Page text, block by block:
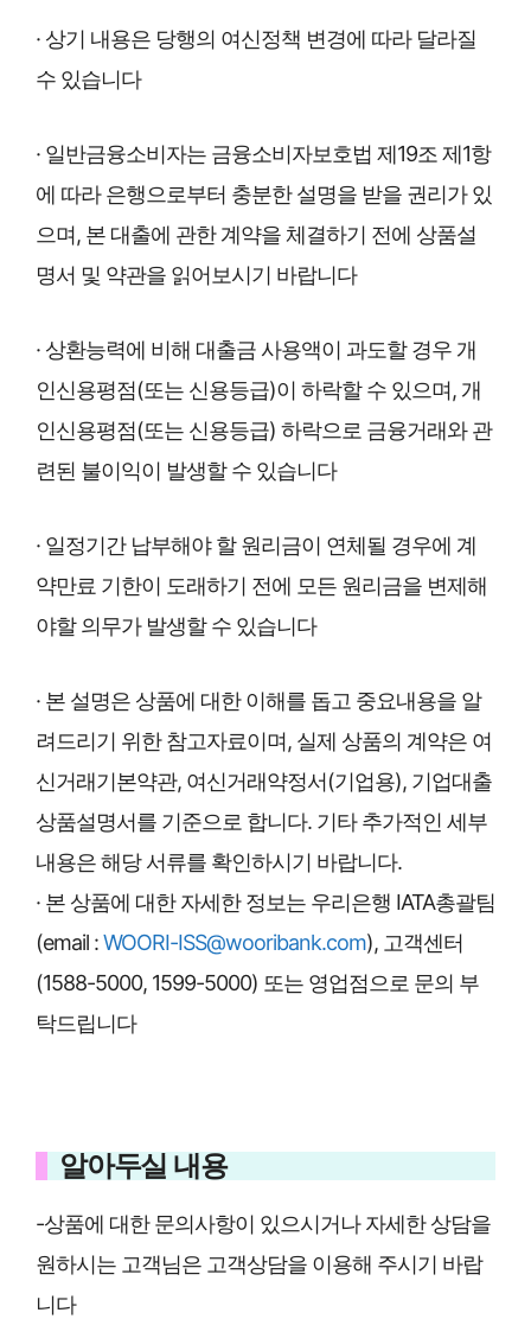
· 상기 내용은 당행의 여신정책 변경에 따라 달라질
수 있습니다
· 일반금융소비자는 금융소비자보호법 제19조 제1항
에 따라 은행으로부터 충분한 설명을 받을 권리가 있
으며, 본 대출에 관한 계약을 체결하기 전에 상품설
명서 및 약관을 읽어보시기 바랍니다
· 상환능력에 비해 대출금 사용액이 과도할 경우 개
인신용평점(또는 신용등급)이 하락할 수 있으며, 개
인신용평점(또는 신용등급) 하락으로 금융거래와 관
련된 불이익이 발생할 수 있습니다
· 일정기간 납부해야 할 원리금이 연체될 경우에 계
약만료 기한이 도래하기 전에 모든 원리금을 변제해
야할 의무가 발생할 수 있습니다
· 본 설명은 상품에 대한 이해를 돕고 중요내용을 알
려드리기 위한 참고자료이며, 실제 상품의 계약은 여
신거래기본약관, 여신거래약정서(기업용), 기업대출
상품설명서를 기준으로 합니다. 기타 추가적인 세부
내용은 해당 서류를 확인하시기 바랍니다.
· 본 상품에 대한 자세한 정보는 우리은행 IATA총괄팀
(email :WOORI-ISS@wooribank.com), 고객센터
(1588-5000, 1599-5000) 또는 영업점으로 문의 부
탁드립니다
알아두실 내용
-상품에 대한 문의사항이 있으시거나 자세한 상담을
원하시는 고객님은 고객상담을 이용해 주시기 바랍
니다